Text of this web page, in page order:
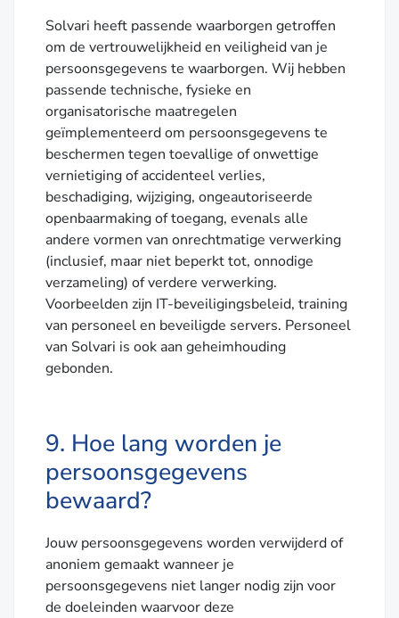
Solvari heeft passende waarborgen getroffen
om de vertrouwelijkheid en veiligheid van je
persoonsgegevens te waarborgen. Wij hebben
passende technische, fysieke en
organisatorische maatregelen
geïmplementeerd om persoonsgegevens te
beschermen tegen toevallige of onwettige
vernietiging of accidenteel verlies,
beschadiging, wijziging, ongeautoriseerde
openbaarmaking of toegang, evenals alle
andere vormen van onrechtmatige verwerking
(inclusief, maar niet beperkt tot, onnodige
verzameling) of verdere verwerking.
Voorbeelden zijn IT-beveiligingsbeleid, training
van personeel en beveiligde servers. Personeel
van Solvari is ook aan geheimhouding
gebonden.
9. Hoe lang worden je
persoonsgegevens
bewaard?
Jouw persoonsgegevens worden verwijderd of
anoniem gemaakt wanneer je
persoonsgegevens niet langer nodig zijn voor
de doeleinden waarvoor deze